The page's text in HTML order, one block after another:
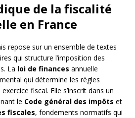
de la fiscalité
en France
repose sur un ensemble de textes
qui structure l’imposition des
La loi de finances annuelle
qui détermine les règles
fiscal. Elle s’inscrit dans un
le Code général des impôts et
fiscales, fondements normatifs qui